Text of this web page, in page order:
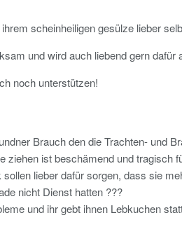
scheinheiligen gesülze lieber
und wird auch liebend gern
noch unterstützen!
Brauch den die Trachten- und
ziehen ist beschämend und tragisch
lieber dafür sorgen, dass sie
nicht Dienst hatten ???
und ihr gebt ihnen Lebkuchen